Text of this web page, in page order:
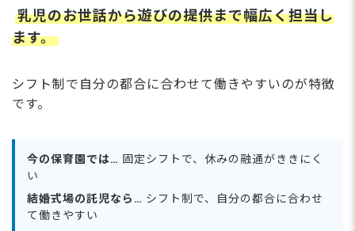
乳児のお世話から遊びの提供まで幅広く担当し
ます。
シフト制で自分の都合に合わせて働きやすいのが特徴
です。
今の保育園では… 固定シフトで、休みの融通がききにく
い
結婚式場の託児なら… シフト制で、自分の都合に合わせ
て働きやすい